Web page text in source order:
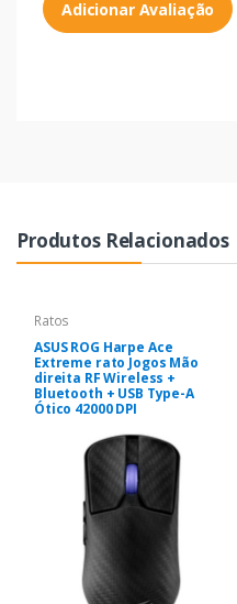
Adicionar Avaliação
Produtos Relacionados
Ratos
ASUS ROG Harpe Ace
Extreme rato Jogos Mão
direita RF Wireless +
Bluetooth + USB Type-A
Ótico 42000 DPI